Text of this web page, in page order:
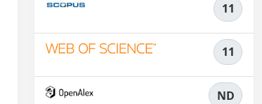
11
11
ND